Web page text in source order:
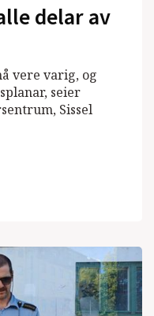
delar av
vere varig, og
seier
Sissel